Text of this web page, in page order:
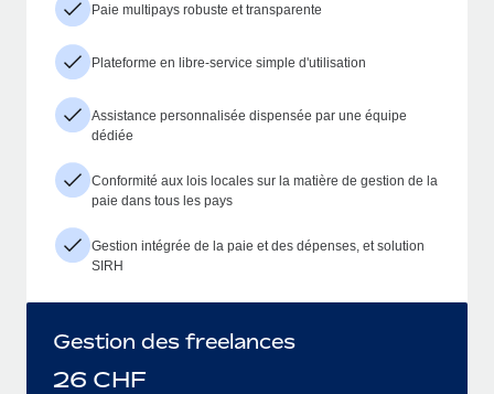
Paie multipays robuste et transparente
Plateforme en libre-service simple d'utilisation
Assistance personnalisée dispensée par une équipe
dédiée
Conformité aux lois locales sur la matière de gestion de la
paie dans tous les pays
Gestion intégrée de la paie et des dépenses, et solution
SIRH
Gestion des freelances
26 CHF